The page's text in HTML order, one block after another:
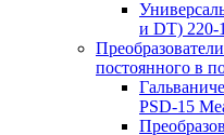
и DT) 220-
постоянного в
PSD-15